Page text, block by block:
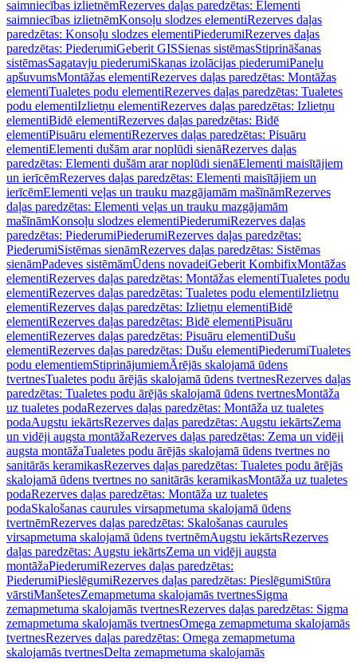
saimniecības izlietnēmRezerves daļas paredzētas: Elementi
saimniecības izlietnēmKonsoļu slodzes elementiRezerves daļas
paredzētas: Konsoļu slodzes elementiPiederumiRezerves daļas
paredzētas: PiederumiGeberit GISSienas sistēmasStiprināšanas
sistēmasSagatavju piederumiSkaņas izolācijas piederumiPaneļu
apšuvumsMontāžas elementiRezerves daļas paredzētas: Montāžas
elementiTualetes podu elementiRezerves daļas paredzētas: Tualetes
podu elementiIzlietņu elementiRezerves daļas paredzētas: Izlietņu
elementiBidē elementiRezerves daļas paredzētas: Bidē
elementiPisuāru elementiRezerves daļas paredzētas: Pisuāru
elementiElementi dušām arar noplūdi sienāRezerves daļas
paredzētas: Elementi dušām arar noplūdi sienāElementi maisītājiem
un ierīcēmRezerves daļas paredzētas: Elementi maisītājiem un
ierīcēmElementi veļas un trauku mazgājamām mašīnāmRezerves
daļas paredzētas: Elementi veļas un trauku mazgājamām
mašīnāmKonsoļu slodzes elementiPiederumiRezerves daļas
paredzētas: PiederumiPiederumiRezerves daļas paredzētas:
PiederumiSistēmas sienāmRezerves daļas paredzētas: Sistēmas
sienāmPadeves sistēmāmŪdens novadeiGeberit KombifixMontāžas
elementiRezerves daļas paredzētas: Montāžas elementiTualetes podu
elementiRezerves daļas paredzētas: Tualetes podu elementiIzlietņu
elementiRezerves daļas paredzētas: Izlietņu elementiBidē
elementiRezerves daļas paredzētas: Bidē elementiPisuāru
elementiRezerves daļas paredzētas: Pisuāru elementiDušu
elementiRezerves daļas paredzētas: Dušu elementiPiederumiTualetes
podu elementiemStiprinājumiemĀrējās skalojamā ūdens
tvertnesTualetes podu ārējās skalojamā ūdens tvertnesRezerves daļas
paredzētas: Tualetes podu ārējās skalojamā ūdens tvertnesMontāža
uz tualetes podaRezerves daļas paredzētas: Montāža uz tualetes
podaAugstu iekārtsRezerves daļas paredzētas: Augstu iekārtsZema
un vidēji augsta montāžaRezerves daļas paredzētas: Zema un vidēji
augsta montāžaTualetes podu ārējās skalojamā ūdens tvertnes no
sanitārās keramikasRezerves daļas paredzētas: Tualetes podu ārējās
skalojamā ūdens tvertnes no sanitārās keramikasMontāža uz tualetes
podaRezerves daļas paredzētas: Montāža uz tualetes
podaSkalošanas caurules virsapmetuma skalojamā ūdens
tvertnēmRezerves daļas paredzētas: Skalošanas caurules
virsapmetuma skalojamā ūdens tvertnēmAugstu iekārtsRezerves
daļas paredzētas: Augstu iekārtsZema un vidēji augsta
montāžaPiederumiRezerves daļas paredzētas:
PiederumiPieslēgumiRezerves daļas paredzētas: PieslēgumiStūra
vārstiManšetesZemapmetuma skalojamās tvertnesSigma
zemapmetuma skalojamās tvertnesRezerves daļas paredzētas: Sigma
zemapmetuma skalojamās tvertnesOmega zemapmetuma skalojamās
tvertnesRezerves daļas paredzētas: Omega zemapmetuma
skalojamās tvertnesDelta zemapmetuma skalojamās